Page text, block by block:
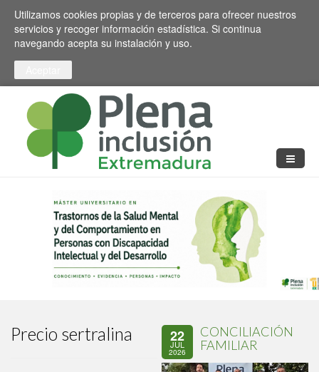
Pasar al contenido principal
Toggle high contrast
Utilizamos cookies propias y de terceros para ofrecer nuestros
servicios y recoger información estadística. Si continua
navegando acepta su instalación y uso.
Precio sertralina 22
JUL
2026
CONCILIACIÓN
FAMILIAR